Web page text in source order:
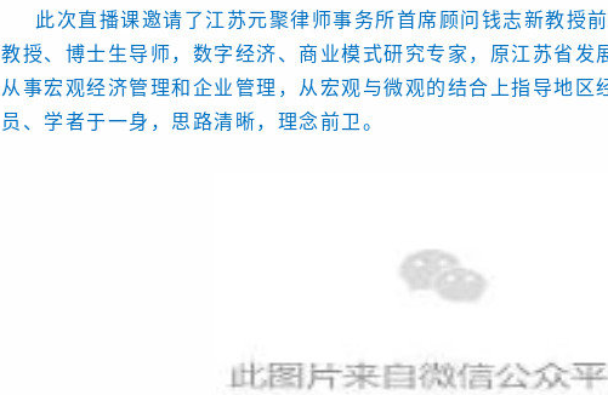
此次直播课邀请了江苏元聚律师事务所首席顾问钱志新教授
教授、博士生导师，数字经济、商业模式研究专家，原江苏省发
从事宏观经济管理和企业管理，从宏观与微观的结合上指导地区
员、学者于一身，思路清晰，理念前卫。